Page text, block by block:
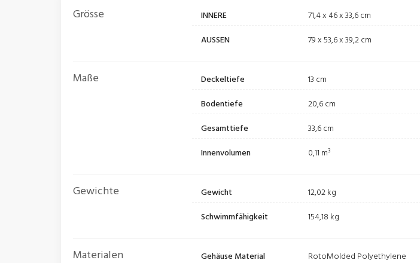
Grösse INNERE
71,4 x 46 x 33,6 cm
AUSSEN
79 x 53,6 x 39,2 cm
Maße Deckeltiefe
13 cm
Bodentiefe
20,6 cm
Gesamttiefe
33,6 cm
Innenvolumen
0,11 m³
Gewichte Gewicht
12,02 kg
Schwimmfähigkeit
154,18 kg
Materialen Gehäuse Material
RotoMolded Polyethylene